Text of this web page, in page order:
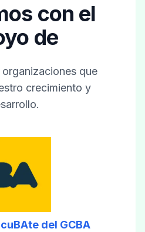
con el
de
que
crecimiento y
del GCBA